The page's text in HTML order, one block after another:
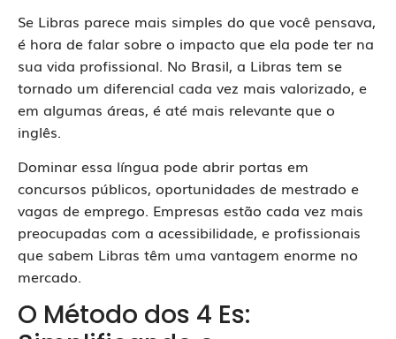
Se Libras parece mais simples do que você pensava,
é hora de falar sobre o impacto que ela pode ter na
sua vida profissional. No Brasil, a Libras tem se
tornado um diferencial cada vez mais valorizado, e
em algumas áreas, é até mais relevante que o
inglês.
Dominar essa língua pode abrir portas em
concursos públicos, oportunidades de mestrado e
vagas de emprego. Empresas estão cada vez mais
preocupadas com a acessibilidade, e profissionais
que sabem Libras têm uma vantagem enorme no
mercado.
O Método dos 4 Es: